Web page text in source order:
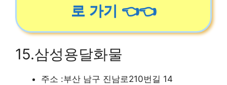
로 가기 👈👈
15.삼성용달화물
주소 :부산 남구 진남로210번길 14